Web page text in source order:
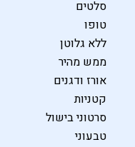
סלטים
טופו
ללא גלוטן
ממש מהיר
אורז ודגנים
קטניות
סרטוני בישול
טבעוני